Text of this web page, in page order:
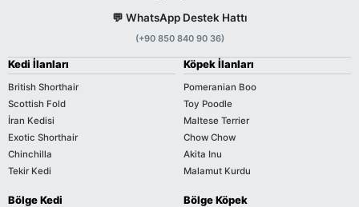
💬 WhatsApp Destek Hattı
(+90 850 840 90 36)
Kedi İlanları
British Shorthair
Scottish Fold
İran Kedisi
Exotic Shorthair
Chinchilla
Tekir Kedi
Köpek İlanları
Pomeranian Boo
Toy Poodle
Maltese Terrier
Chow Chow
Akita Inu
Malamut Kurdu
Bölge Kedi Bölge Köpek